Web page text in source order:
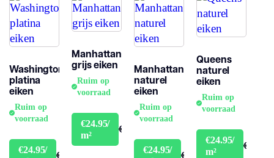
Woongebruik
(jaren)
Washington
platina
eiken
Ruim op
voorraad
€24.95/
€29.95
Manhattan
grijs eiken
Ruim op
voorraad
€24.95/
m²
€29.95
Manhattan
naturel
eiken
Ruim op
voorraad
€24.95/
€29.95
Queens
naturel
eiken
Ruim op
voorraad
€24.95/
m²
€29.95